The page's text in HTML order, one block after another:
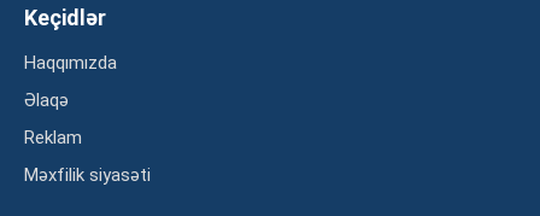
Keçidlər
Haqqımızda
Əlaqə
Reklam
Məxfilik siyasəti